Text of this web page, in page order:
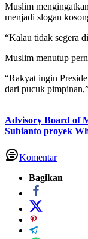
Muslim
menjadi slogan
“Kalau tidak segera
Muslim menutup
“Rakyat ingin
dari pucuk
Advisory Board of
Subianto proyek
Komentar
Bagikan